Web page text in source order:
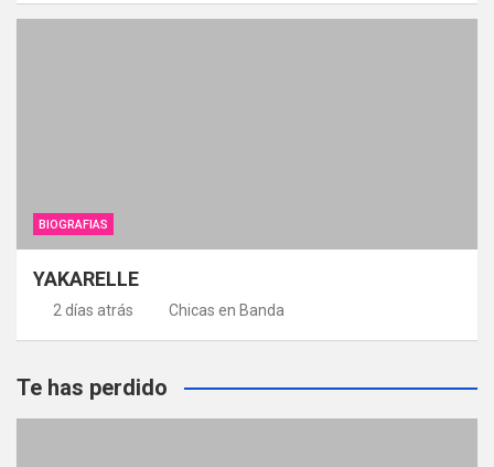
BIOGRAFIAS
YAKARELLE
2 días atrás Chicas en Banda
Te has perdido